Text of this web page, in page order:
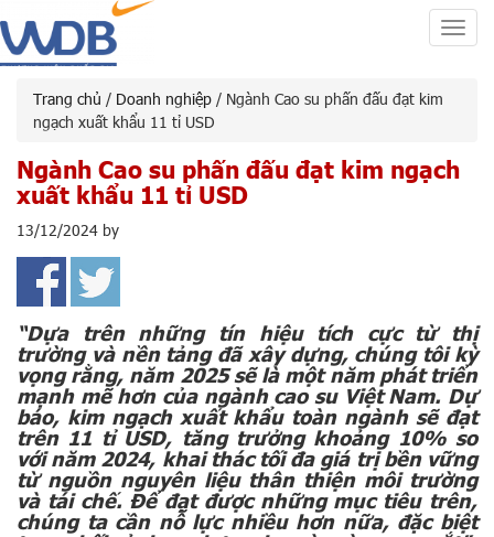
Trang chủ / Doanh nghiệp / Ngành Cao su phấn đấu đạt kim
ngạch xuất khẩu 11 tỉ USD
Ngành Cao su phấn đấu đạt kim ngạch
xuất khẩu 11 tỉ USD
13/12/2024 by
“Dựa trên những tín hiệu tích cực từ thị
trường và nền tảng đã xây dựng, chúng tôi kỳ
vọng rằng, năm 2025 sẽ là một năm phát triển
mạnh mẽ hơn của ngành cao su Việt Nam. Dự
báo, kim ngạch xuất khẩu toàn ngành sẽ đạt
trên 11 tỉ USD, tăng trưởng khoảng 10% so
với năm 2024, khai thác tối đa giá trị bền vững
từ nguồn nguyên liệu thân thiện môi trường
và tái chế. Để đạt được những mục tiêu trên,
chúng ta cần nỗ lực nhiều hơn nữa, đặc biệt